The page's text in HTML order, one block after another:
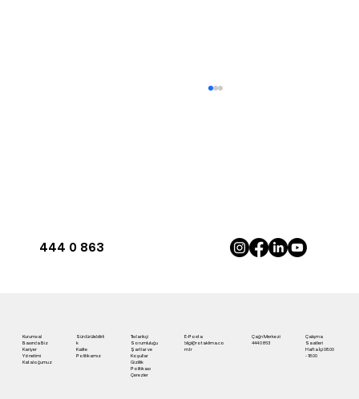
444 0 863
Kurumsal
Basında Biz
Kariyer
Yönetimi
Kataloğumuz
Sürdürülebilirli
k
Kalite
Politikamız
Tedarikçi
Sorumluluğu
Şartlar ve
Koşullar
Gizlilik
Politikası
Çerezler
E-Posta
bilgi@rotaklima.co
m.tr
Çağrı Merkezi
444 0 863
Çalışma
Saatleri
Hafta İçi 08.00
- 18.00